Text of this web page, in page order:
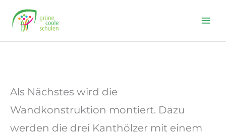
content
Als Nächstes wird die
Wandkonstruktion montiert. Dazu
werden die drei Kanthölzer mit einem